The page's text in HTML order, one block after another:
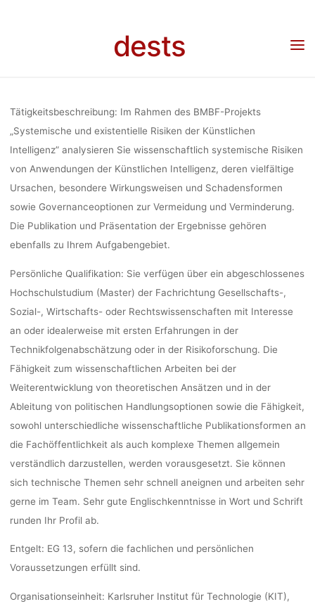
dests
UND
Stellenangebot: Wiss. Mitarbeiter*in (2 Jahre) im Projekt
“Systemische und existentielle Risiken der Künstlichen Intelligenz”, Karlsruher Institut
für Technologie (KIT), Institut für Technikfolgenabschätzung und Systemanalyse (ITAS),
Tätigkeitsbeschreibung: Im Rahmen des BMBF-Projekts
„Systemische und existentielle Risiken der Künstlichen
Intelligenz” analysieren Sie wissenschaftlich systemische Risiken
von Anwendungen der Künstlichen Intelligenz, deren vielfältige
Ursachen, besondere Wirkungsweisen und Schadensformen
sowie Governanceoptionen zur Vermeidung und Verminderung.
Die Publikation und Präsentation der Ergebnisse gehören
ebenfalls zu Ihrem Aufgabengebiet.
Persönliche Qualifikation: Sie verfügen über ein abgeschlossenes
Hochschulstudium (Master) der Fachrichtung Gesellschafts-,
Sozial-, Wirtschafts- oder Rechtswissenschaften mit Interesse
an oder idealerweise mit ersten Erfahrungen in der
Technikfolgenabschätzung oder in der Risikoforschung. Die
Fähigkeit zum wissenschaftlichen Arbeiten bei der
Weiterentwicklung von theoretischen Ansätzen und in der
Ableitung von politischen Handlungsoptionen sowie die Fähigkeit,
sowohl unterschiedliche wissenschaftliche Publikationsformen an
die Fachöffentlichkeit als auch komplexe Themen allgemein
verständlich darzustellen, werden vorausgesetzt. Sie können
sich technische Themen sehr schnell aneignen und arbeiten sehr
gerne im Team. Sehr gute Englischkenntnisse in Wort und Schrift
runden Ihr Profil ab.
Entgelt: EG 13, sofern die fachlichen und persönlichen
Voraussetzungen erfüllt sind.
Organisationseinheit: Karlsruher Institut für Technologie (KIT),